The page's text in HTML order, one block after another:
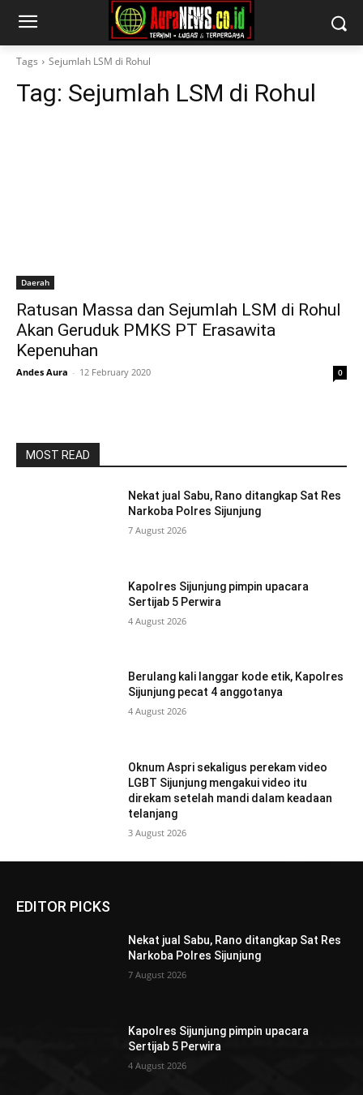
Tags Sejumlah LSM di Rohul
Tag: Sejumlah LSM di Rohul
Daerah
Ratusan Massa dan Sejumlah LSM di Rohul
Akan Geruduk PMKS PT Erasawita
Kepenuhan
Andes Aura - 12 February 2020 0
MOST READ
Nekat jual Sabu, Rano ditangkap Sat Res
Narkoba Polres Sijunjung
7 August 2026
Kapolres Sijunjung pimpin upacara
Sertijab 5 Perwira
4 August 2026
Berulang kali langgar kode etik, Kapolres
Sijunjung pecat 4 anggotanya
4 August 2026
Oknum Aspri sekaligus perekam video
LGBT Sijunjung mengakui video itu
direkam setelah mandi dalam keadaan
telanjang
3 August 2026
EDITOR PICKS
Nekat jual Sabu, Rano ditangkap Sat Res
Narkoba Polres Sijunjung
7 August 2026
Kapolres Sijunjung pimpin upacara
Sertijab 5 Perwira
4 August 2026